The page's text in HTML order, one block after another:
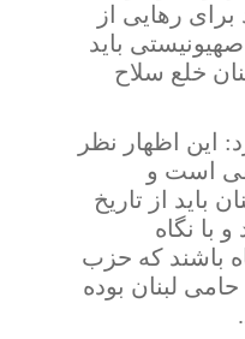
برای رهایی از
باید
خلع سلاح
این اظهار نظر
است و
باید از تاریخ
با نگاه
باشند که حزب
حامی لبنان بوده